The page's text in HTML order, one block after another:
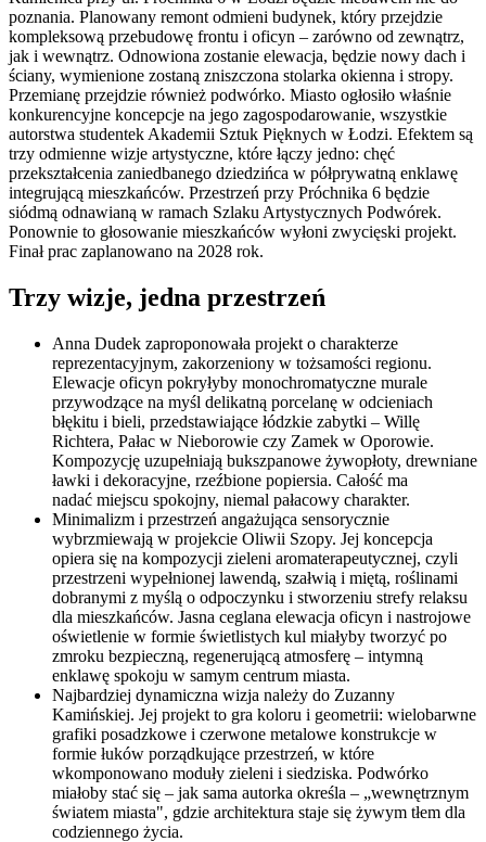
poznania. Planowany remont odmieni budynek, który przejdzie
kompleksową przebudowę frontu i oficyn – zarówno od zewnątrz,
jak i wewnątrz. Odnowiona zostanie elewacja, będzie nowy dach i
ściany, wymienione zostaną zniszczona stolarka okienna i stropy.
Przemianę przejdzie również podwórko. Miasto ogłosiło właśnie
konkurencyjne koncepcje na jego zagospodarowanie, wszystkie
autorstwa studentek Akademii Sztuk Pięknych w Łodzi. Efektem są
trzy odmienne wizje artystyczne, które łączy jedno: chęć
przekształcenia zaniedbanego dziedzińca w półprywatną enklawę
integrującą mieszkańców. Przestrzeń przy Próchnika 6 będzie
siódmą odnawianą w ramach Szlaku Artystycznych Podwórek.
Ponownie to głosowanie mieszkańców wyłoni zwycięski projekt.
Finał prac zaplanowano na 2028 rok.
Trzy wizje, jedna przestrzeń
Anna Dudek zaproponowała projekt o charakterze
reprezentacyjnym, zakorzeniony w tożsamości regionu.
Elewacje oficyn pokryłyby monochromatyczne murale
przywodzące na myśl delikatną porcelanę w odcieniach
błękitu i bieli, przedstawiające łódzkie zabytki – Willę
Richtera, Pałac w Nieborowie czy Zamek w Oporowie.
Kompozycję uzupełniają bukszpanowe żywopłoty, drewniane
ławki i dekoracyjne, rzeźbione popiersia. Całość ma
nadać miejscu spokojny, niemal pałacowy charakter.
Minimalizm i przestrzeń angażująca sensorycznie
wybrzmiewają w projekcie Oliwii Szopy. Jej koncepcja
opiera się na kompozycji zieleni aromaterapeutycznej, czyli
przestrzeni wypełnionej lawendą, szałwią i miętą, roślinami
dobranymi z myślą o odpoczynku i stworzeniu strefy relaksu
dla mieszkańców. Jasna ceglana elewacja oficyn i nastrojowe
oświetlenie w formie świetlistych kul miałyby tworzyć po
zmroku bezpieczną, regenerującą atmosferę – intymną
enklawę spokoju w samym centrum miasta.
Najbardziej dynamiczna wizja należy do Zuzanny
Kamińskiej. Jej projekt to gra koloru i geometrii: wielobarwne
grafiki posadzkowe i czerwone metalowe konstrukcje w
formie łuków porządkujące przestrzeń, w które
wkomponowano moduły zieleni i siedziska. Podwórko
miałoby stać się – jak sama autorka określa – „wewnętrznym
światem miasta", gdzie architektura staje się żywym tłem dla
codziennego życia.